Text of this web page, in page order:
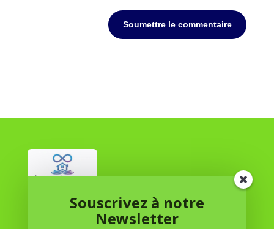
Soumettre le commentaire
Réussite à DomicileSouscrivez à notre
Newsletter